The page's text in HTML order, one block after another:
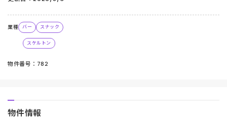
業種 バー スナック
スケルトン
物件番号：782
物件情報